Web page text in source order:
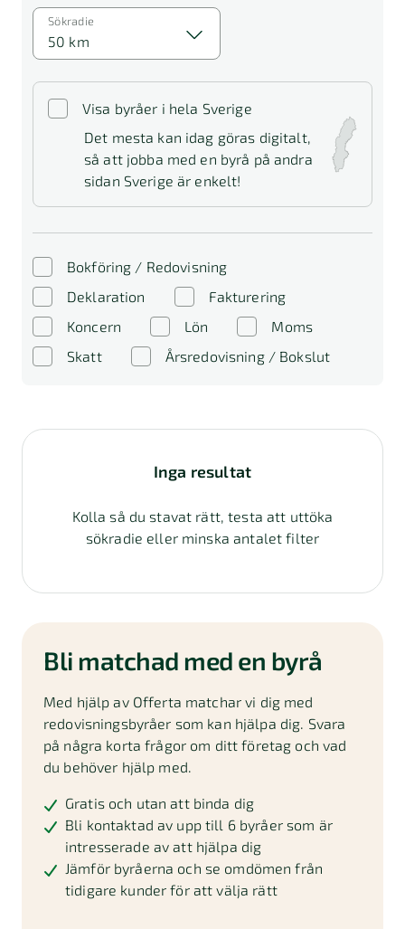
Visa byråer i hela Sverige
Det mesta kan idag göras digitalt,
så att jobba med en byrå på andra
sidan Sverige är enkelt!
Sökradie
50 km
Bokföring / Redovisning
Deklaration
Fakturering
Koncern
Lön
Moms
Skatt
Årsredovisning / Bokslut
Inga resultat
Kolla så du stavat rätt, testa att uttöka
sökradie eller minska antalet filter
Bli matchad med en byrå
Med hjälp av Offerta matchar vi dig med
redovisningsbyråer som kan hjälpa dig. Svara
på några korta frågor om ditt företag och vad
du behöver hjälp med.
Gratis och utan att binda dig
Bli kontaktad av upp till 6 byråer som är
intresserade av att hjälpa dig
Jämför byråerna och se omdömen från
tidigare kunder för att välja rätt